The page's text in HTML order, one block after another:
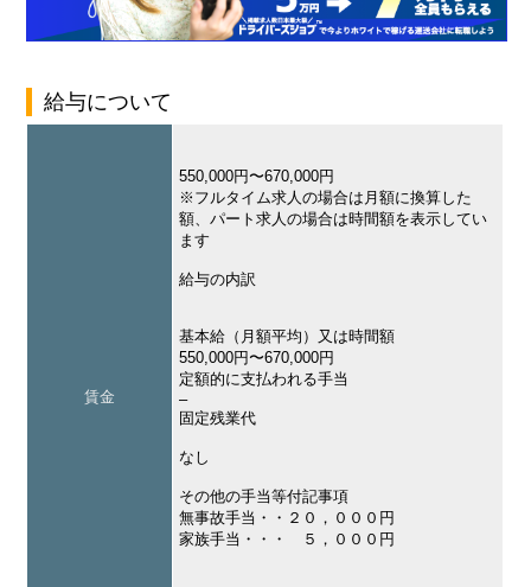
給与について
賃金
550,000円〜670,000円
※フルタイム求人の場合は月額に換算した
額、パート求人の場合は時間額を表示してい
ます
給与の内訳
基本給（月額平均）又は時間額
550,000円〜670,000円
定額的に支払われる手当
–
固定残業代
なし
その他の手当等付記事項
無事故手当・・２０，０００円
家族手当・・・ ５，０００円